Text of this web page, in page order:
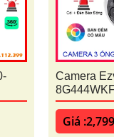
Camera
Giá